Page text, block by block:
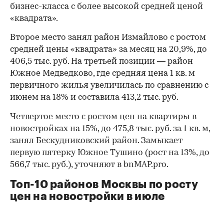
бизнес-класса с более высокой средней ценой
«квадрата».
Второе место занял район Измайлово с ростом
средней цены «квадрата» за месяц на 20,9%, до
406,5 тыс. руб. На третьей позиции — район
Южное Медведково, где средняя цена 1 кв. м
первичного жилья увеличилась по сравнению с
июнем на 18% и составила 413,2 тыс. руб.
Четвертое место с ростом цен на квартиры в
новостройках на 15%, до 475,8 тыс. руб. за 1 кв. м,
занял Бескудниковский район. Замыкает
первую пятерку Южное Тушино (рост на 13%, до
566,7 тыс. руб.), уточняют в bnMAP.pro.
Топ-10 районов Москвы по росту
цен на новостройки в июле